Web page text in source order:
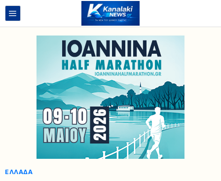
ΕΛΛΆΔΑ